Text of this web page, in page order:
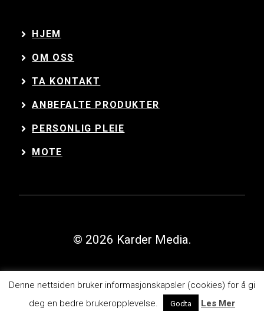
HJEM
OM OSS
TA KONTAKT
ANBEFALTE PRODUKTER
PERSONLIG PLEIE
MOTE
© 2026 Karder Media.
Denne nettsiden bruker informasjonskapsler (cookies) for å gi
deg en bedre brukeropplevelse.
Godta Les Mer